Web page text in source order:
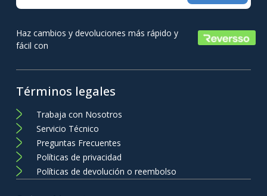
Haz cambios y devoluciones más rápido y
fácil con
Términos legales
Trabaja con Nosotros
Servicio Técnico
Preguntas Frecuentes
Políticas de privacidad
Políticas de devolución o reembolso